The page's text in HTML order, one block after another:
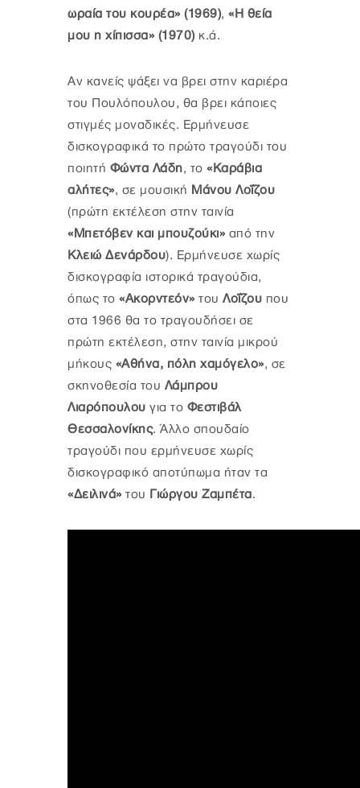
ωραία του κουρέα» (1969), «Η θεία
μου η χίπισσα» (1970)κ.ά.
Αν κανείς ψάξει να βρει στην καριέρα
του Πουλόπουλου, θα βρει κάποιες
στιγμές μοναδικές. Ερμήνευσε
δισκογραφικά το πρώτο τραγούδι του
ποιητή Φώντα Λάδη, το «Καράβια
αλήτες», σε μουσική Μάνου Λοΐζου
(πρώτη εκτέλεση στην ταινία
«Μπετόβεν και μπουζούκι» από την
Κλειώ Δενάρδου). Ερμήνευσε χωρίς
δισκογραφία ιστορικά τραγούδια,
όπως το «Ακορντεόν» του Λοΐζου που
στα 1966 θα το τραγουδήσει σε
πρώτη εκτέλεση, στην ταινία μικρού
μήκους «Αθήνα, πόλη χαμόγελο», σε
σκηνοθεσία του Λάμπρου
Λιαρόπουλου για το Φεστιβάλ
Θεσσαλονίκης. Άλλο σπουδαίο
τραγούδι που ερμήνευσε χωρίς
δισκογραφικό αποτύπωμα ήταν τα
«Δειλινά» του Γιώργου Ζαμπέτα.